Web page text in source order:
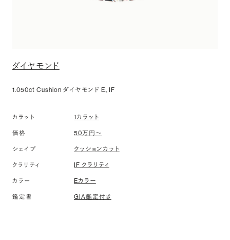
ダイヤモンド
1.050ct Cushion ダイヤモンド E、IF
カラット 1カラット
価格 50万円〜
シェイプ クッションカット
クラリティ IF クラリティ
カラー Eカラー
鑑定書 GIA鑑定付き